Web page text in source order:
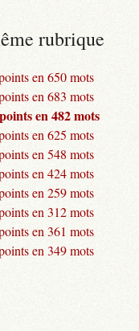
rubrique
en 650 mots
en 683 mots
en 482 mots
en 625 mots
en 548 mots
en 424 mots
en 259 mots
en 312 mots
en 361 mots
en 349 mots